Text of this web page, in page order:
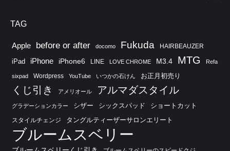
TAG
Apple before or after docomo Fukuda HAIRBEAUZER
iPad iPhone iPhone6 LINE LOVE CHROME M3.4 MTG Refa
sixpad Wordpress YouTube いつかの石けん お正月初売り
くじ引き アメリオール アルマダスタイル
グラデーションカラー シザー シックスパッド
ショートカット
スタイルチェンジ
タングルティーザーサロンエリート
ブルームスベリー